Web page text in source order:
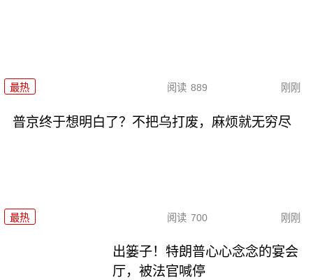
最热 阅读 889 刚刚
普京终于想明白了？不把乌打废，麻烦就无穷尽
最热 阅读 700 刚刚
出篓子！特朗普心心念念的宴会
厅，被法官喊停